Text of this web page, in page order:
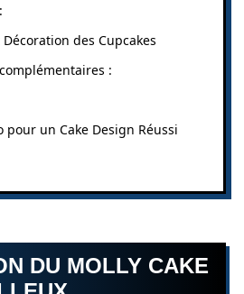
des Cupcakes
:
pour un Cake Design Réussi
DU MOLLY CAKE